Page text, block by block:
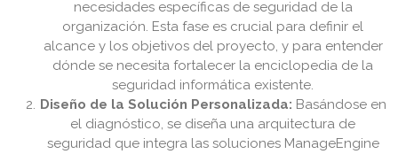
necesidades específicas de seguridad de la
organización. Esta fase es crucial para definir el
alcance y los objetivos del proyecto, y para entender
dónde se necesita fortalecer la enciclopedia de la
seguridad informática existente.
Diseño de la Solución Personalizada: Basándose en
el diagnóstico, se diseña una arquitectura de
seguridad que integra las soluciones ManageEngine